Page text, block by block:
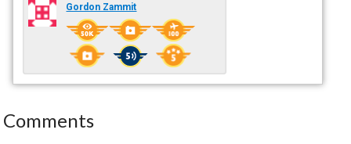
Gordon Zammit
Comments